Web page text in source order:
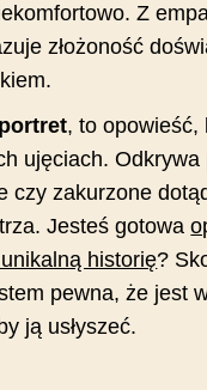
Z
złożoność
, to opowieść,
ujęciach. Odkrywa
czy zakurzone
Jesteś gotowa
historię?
pewna, że jest
ją usłyszeć.